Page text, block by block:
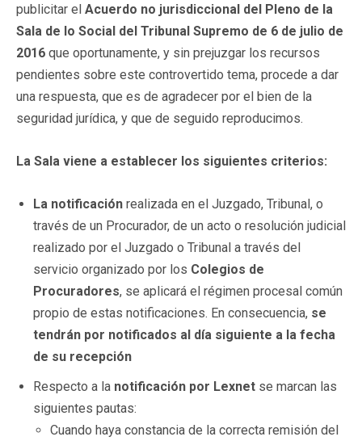
publicitar el Acuerdo no jurisdiccional del Pleno de la
Sala de lo Social del Tribunal Supremo de 6 de julio de
2016 que oportunamente, y sin prejuzgar los recursos
pendientes sobre este controvertido tema, procede a dar
una respuesta, que es de agradecer por el bien de la
seguridad jurídica, y que de seguido reproducimos.
La Sala viene a establecer los siguientes criterios:
La notificación realizada en el Juzgado, Tribunal, o
través de un Procurador, de un acto o resolución judicial
realizado por el Juzgado o Tribunal a través del
servicio organizado por los Colegios de
Procuradores, se aplicará el régimen procesal común
propio de estas notificaciones. En consecuencia, se
tendrán por notificados al día siguiente a la fecha
de su recepción
Respecto a la notificación por Lexnet se marcan las
siguientes pautas:
Cuando haya constancia de la correcta remisión del